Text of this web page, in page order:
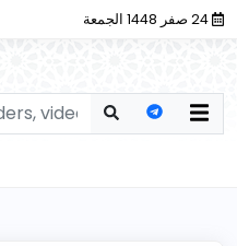
24 صفر 1448 الجمعة